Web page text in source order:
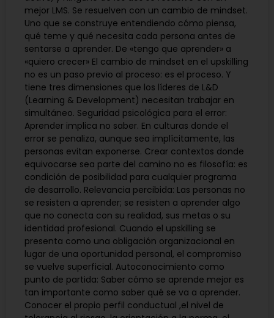
mejor LMS. Se resuelven con un cambio de mindset.
Uno que se construye entendiendo cómo piensa,
qué teme y qué necesita cada persona antes de
sentarse a aprender. De «tengo que aprender» a
«quiero crecer» El cambio de mindset en el upskilling
no es un paso previo al proceso: es el proceso. Y
tiene tres dimensiones que los líderes de L&D
(Learning & Development) necesitan trabajar en
simultáneo. Seguridad psicológica para el error:
Aprender implica no saber. En culturas donde el
error se penaliza, aunque sea implícitamente, las
personas evitan exponerse. Crear contextos donde
equivocarse sea parte del camino no es filosofía: es
condición de posibilidad para cualquier programa
de desarrollo. Relevancia percibida: Las personas no
se resisten a aprender; se resisten a aprender algo
que no conecta con su realidad, sus metas o su
identidad profesional. Cuando el upskilling se
presenta como una obligación organizacional en
lugar de una oportunidad personal, el compromiso
se vuelve superficial. Autoconocimiento como
punto de partida: Saber cómo se aprende mejor es
tan importante como saber qué se va a aprender.
Conocer el propio perfil conductual ,el nivel de